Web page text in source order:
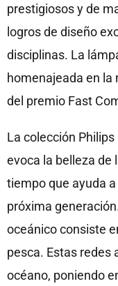
prestigiosos y de
logros de diseño
disciplinas. La
homenajeada en la
del premio Fast
La colección
evoca la belleza de
tiempo que ayuda
próxima
oceánico consiste
pesca. Estas redes
océano, poniendo